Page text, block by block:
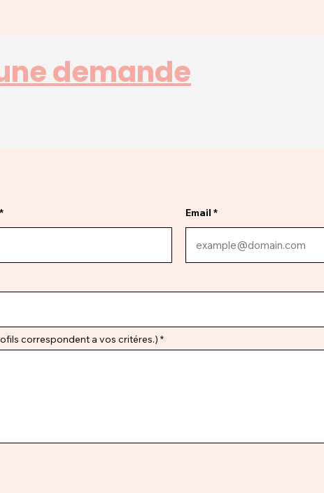
demande
Email
correspondent a vos critéres.)